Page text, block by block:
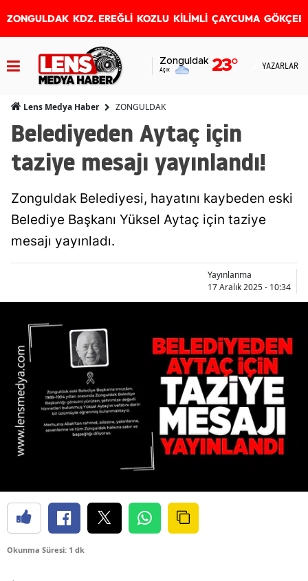
ZONGULDAK KDZ. EREĞLİ KOZLU KİLİMLİ ÇAYCUMA
Zonguldak
Açık 23° YAZARLAR
Lens Medya Haber ZONGULDAK
Belediyeden Aytaç için
taziye mesajı yayınlandı!
Zonguldak Belediyesi, hayatını kaybeden eski
Belediye Başkanı Yüksel Aytaç için taziye
mesajı yayınladı.
Yayınlanma
17 Aralık 2025 - 10:34
Okunma Süresi: 1 dk